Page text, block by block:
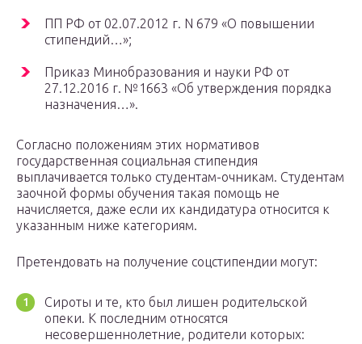
ПП РФ от 02.07.2012 г. N 679 «О повышении
стипендий…»;
Приказ Минобразования и науки РФ от
27.12.2016 г. №1663 «Об утверждения порядка
назначения…».
Согласно положениям этих нормативов
государственная социальная стипендия
выплачивается только студентам-очникам. Студентам
заочной формы обучения такая помощь не
начисляется, даже если их кандидатура относится к
указанным ниже категориям.
Претендовать на получение соцстипендии могут:
Сироты и те, кто был лишен родительской
опеки. К последним относятся
несовершеннолетние, родители которых: